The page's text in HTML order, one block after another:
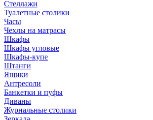
Стеллажи
Туалетные столики
Часы
Чехлы на матрасы
Шкафы
Шкафы угловые
Шкафы-купе
Штанги
Ящики
Антресоли
Банкетки и пуфы
Диваны
Журнальные столики